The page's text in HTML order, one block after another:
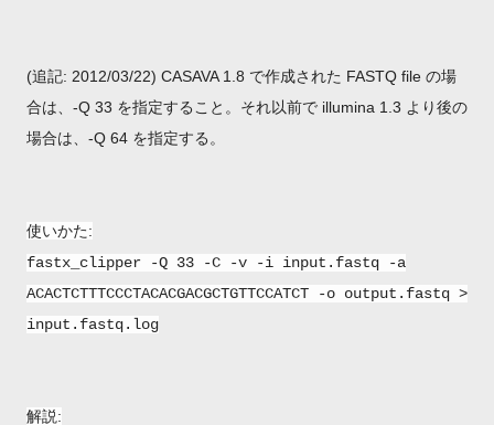
(追記: 2012/03/22) CASAVA 1.8 で作成された FASTQ file の場
合は、-Q 33 を指定すること。それ以前で illumina 1.3 より後の
場合は、-Q 64 を指定する。
使いかた:
fastx_clipper -Q 33 -C -v -i input.fastq -a
ACACTCTTTCCCTACACGACGCTGTTCCATCT -o output.fastq >
input.fastq.log
解説: